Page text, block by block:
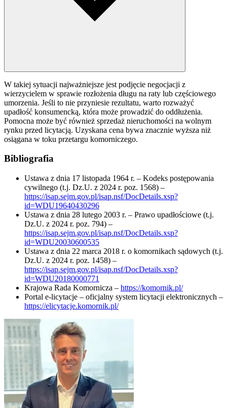
W takiej sytuacji najważniejsze jest podjęcie negocjacji z
wierzycielem w sprawie rozłożenia długu na raty lub częściowego
umorzenia. Jeśli to nie przyniesie rezultatu, warto rozważyć
upadłość konsumencką, która może prowadzić do oddłużenia.
Pomocna może być również sprzedaż nieruchomości na wolnym
rynku przed licytacją. Uzyskana cena bywa znacznie wyższa niż
osiągana w toku przetargu komorniczego.
Bibliografia
Ustawa z dnia 17 listopada 1964 r. – Kodeks postępowania
cywilnego (t.j. Dz.U. z 2024 r. poz. 1568) –
https://isap.sejm.gov.pl/isap.nsf/DocDetails.xsp?
id=WDU19640430296
Ustawa z dnia 28 lutego 2003 r. – Prawo upadłościowe (t.j.
Dz.U. z 2024 r. poz. 794) –
https://isap.sejm.gov.pl/isap.nsf/DocDetails.xsp?
id=WDU20030600535
Ustawa z dnia 22 marca 2018 r. o komornikach sądowych (t.j.
Dz.U. z 2024 r. poz. 1458) –
https://isap.sejm.gov.pl/isap.nsf/DocDetails.xsp?
id=WDU20180000771
Krajowa Rada Komornicza – https://komornik.pl/
Portal e-licytacje – oficjalny system licytacji elektronicznych –
https://elicytacje.komornik.pl/